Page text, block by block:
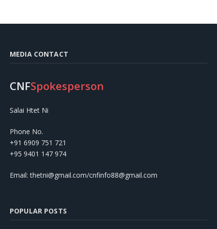
MEDIA CONTACT
CNFSpokesperson
Salai Htet Ni
Phone No.
+91 6909 751 721
+95 9401 147 974
Email: thetni@gmail.com/cnfinfo88@gmail.com
POPULAR POSTS